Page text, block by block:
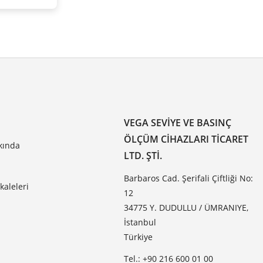
VEGA SEVIYE VE BASINÇ
ÖLÇÜM CIHAZLARI TICARET
LTD. ŞTI.
Barbaros Cad. Şerifali Çiftliği No:
12
34775 Y. DUDULLU / ÜMRANIYE,
İstanbul
Türkiye
Tel.: +90 216 600 01 00